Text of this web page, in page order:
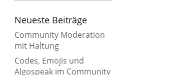
Neueste Beiträge
Community Moderation
mit Haltung
Codes, Emojis und
Algospeak im Community